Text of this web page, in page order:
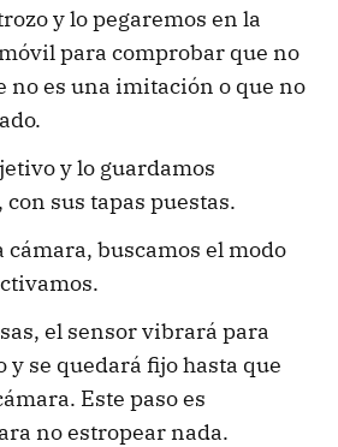
y lo pegaremos en la
para comprobar que no
no es una imitación o que no
y lo guardamos
sus tapas puestas.
cámara, buscamos el modo
el sensor vibrará para
y se quedará fijo hasta que
Este paso es
no estropear nada.